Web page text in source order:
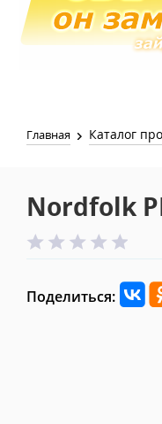
Распродажа
Главная Каталог
Nordfolk
Поделиться: